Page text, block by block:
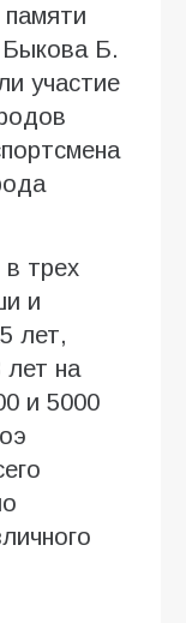
Б.
участие
трех
и
лет,
лет на
и 5000